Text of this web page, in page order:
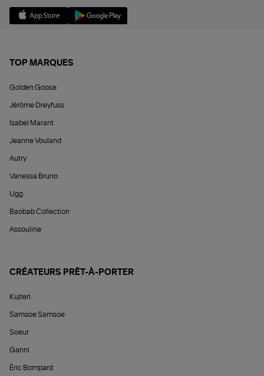
TOP MARQUES
Golden Goose
Jérôme Dreyfuss
Isabel Marant
Jeanne Vouland
Autry
Vanessa Bruno
Ugg
Baobab Collection
Assouline
CRÉATEURS PRÊT-À-PORTER
Kujten
Samsoe Samsoe
Soeur
Ganni
Éric Bompard